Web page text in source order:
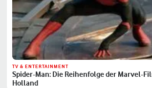
TV & ENTERTAINMENT
Spider-Man: Die Reihenfolge der Marvel-
Holland